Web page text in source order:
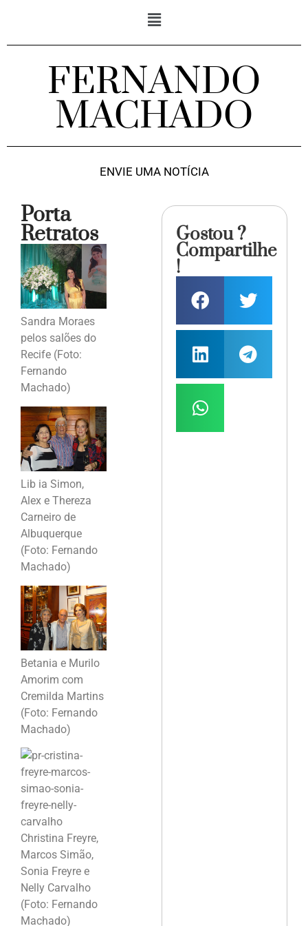
FERNANDO
MACHADO
ENVIE UMA NOTÍCIA
Porta
Retratos
Sandra Moraes
pelos salões do
Recife (Foto:
Fernando
Machado)
Lib ia Simon,
Alex e Thereza
Carneiro de
Albuquerque
(Foto: Fernando
Machado)
Betania e Murilo
Amorim com
Cremilda Martins
(Foto: Fernando
Machado)
Christina Freyre,
Marcos Simão,
Sonia Freyre e
Nelly Carvalho
(Foto: Fernando
Machado)
Gostou ?
Compartilhe
!